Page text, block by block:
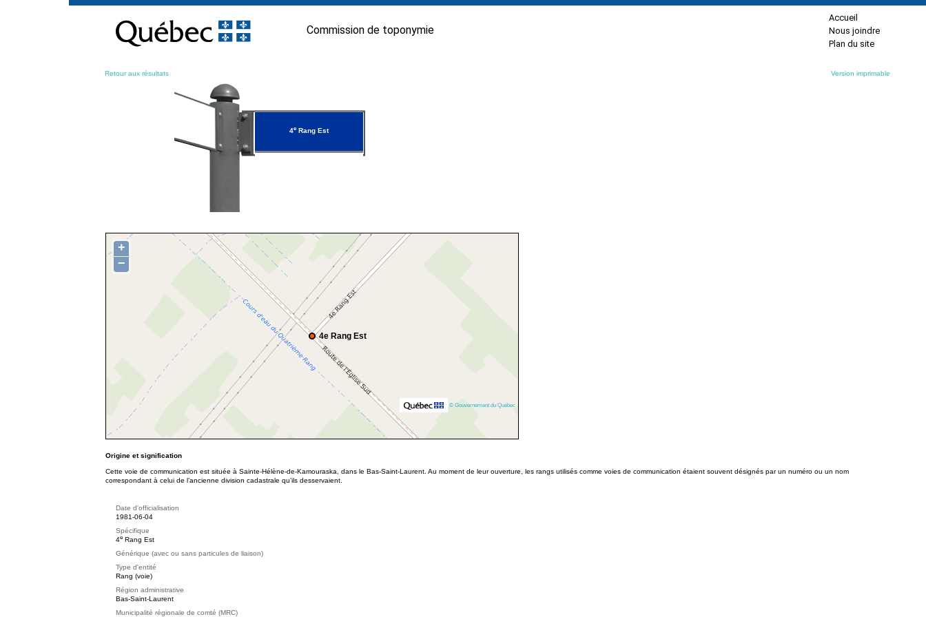
contenu
Commission de toponymie
Accueil
Nous joindre
Plan du site
Retour aux résultats Version imprimable
4eRang Est
4e Rang Est
+
−
© Gouvernement du Québec
Origine et signification
Cette voie de communication est située à Sainte-Hélène-de-Kamouraska, dans le Bas-Saint-Laurent. Au moment de leur ouverture, les rangs utilisés comme voies de communication étaient souvent désignés par un numéro ou un nom
correspondant à celui de l’ancienne division cadastrale qu’ils desservaient.
Date d'officialisation
1981-06-04
Spécifique
4e Rang Est
Générique (avec ou sans particules de liaison)
Type d'entité
Rang (voie)
Région administrative
Bas-Saint-Laurent
Municipalité régionale de comté (MRC)